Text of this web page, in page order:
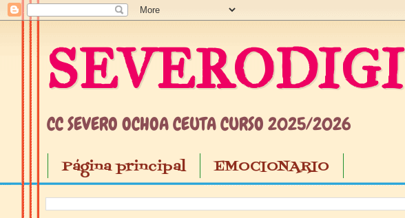
CC SEVERO OCHOA CEUTA CURSO 2025/2026
Página principal EMOCIONARIO